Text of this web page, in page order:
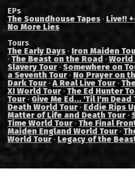
EPs
The Soundhouse Tapes · Live!!
No More Lies
Tours
The Early Days · Iron Maiden
· The Beast on the Road · World
Slavery Tour · Somewhere on
a Seventh Tour · No Prayer on
Dark Tour ·A Real Live Tour ·
XI World Tour · The Ed Hunter
Tour · Give Me Ed... 'Til I'm Dead
Death World Tour · Eddie Rips
Matter of Life and Death Tour ·
Time World Tour · The Final
Maiden England World Tour ·
World Tour· Legacy of the